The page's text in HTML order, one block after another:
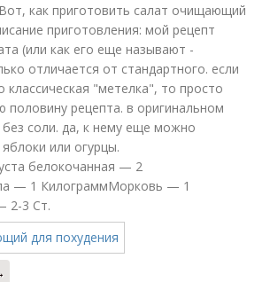
как приготовить салат очищающий
приготовления: мой рецепт
(или как его еще называют -
отличается от стандартного. если
"метелка", то просто
половину рецепта. в оригинальном
без соли. да, к нему еще можно
или огурцы.
белокочанная — 2
— 1 КилограммМорковь — 1
2-3 Ст.